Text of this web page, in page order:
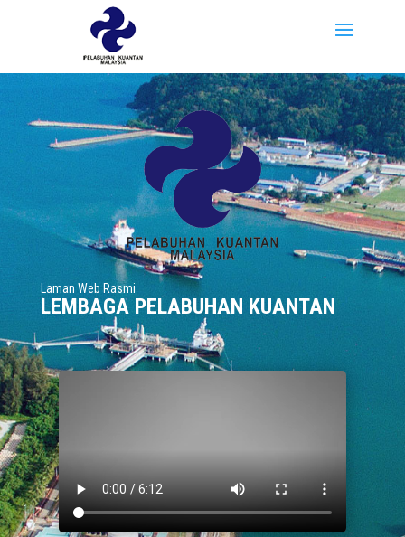
Laman Web Rasmi
LEMBAGA PELABUHAN KUANTAN